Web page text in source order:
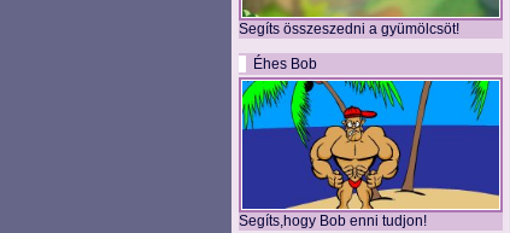
Segíts összeszedni a gyümölcsöt!
Éhes Bob
Segíts,hogy Bob enni tudjon!